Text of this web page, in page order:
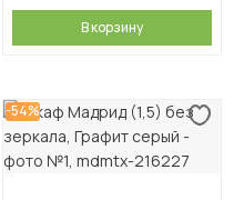
В корзину
-54%